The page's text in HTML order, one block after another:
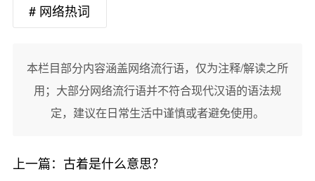
# 网络热词
本栏目部分内容涵盖网络流行语，仅为注释/解读之所
用；大部分网络流行语并不符合现代汉语的语法规
定，建议在日常生活中谨慎或者避免使用。
上一篇： 古着是什么意思？